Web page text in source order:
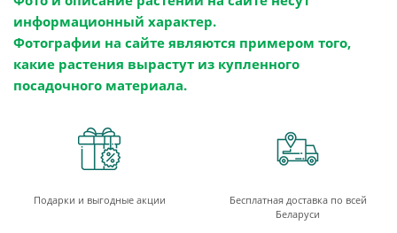
информационный характер.
Фотографии на сайте являются примером того,
какие растения вырастут из купленного
посадочного материала.
Подарки и выгодные акции
Бесплатная доставка по всей
Беларуси